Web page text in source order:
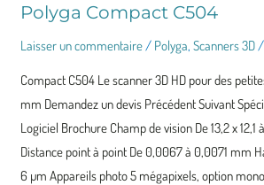
Polyga Compact C504
Laisser un commentaire / Polyga,Scanners 3D
Compact C504 Le scanner 3D HD pour des
mm Demandez un devis Précédent Suivant
Logiciel Brochure Champ de vision De 13,2 x 12,1
Distance point à point De 0,0067 à 0,0071 mm
6 µm Appareils photo 5 mégapixels, option
Polyga